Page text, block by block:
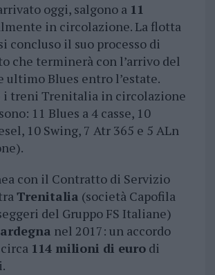
oggi, salgono a 11
in circolazione. La flotta
concluso il suo processo di
che terminerà con l’arrivo del
ultimo Blues entro l’estate.
treni Trenitalia in circolazione
11 Blues a 4 casse, 10
10 Swing, 7 Atr 365 e 5 ALn
con il Contratto di Servizio
Trenitalia (società Capofila
del Gruppo FS Italiane)
nel 2017: un accordo
114 milioni di eurodi